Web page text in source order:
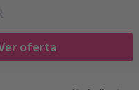
oferta